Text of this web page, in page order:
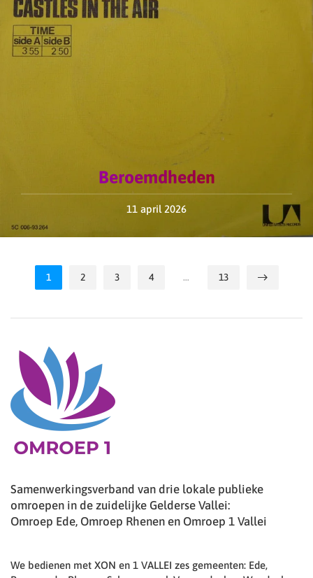
Beroemdheden
11 april 2026
1 2 3 4 … 13
Samenwerkingsverband van drie lokale publieke
omroepen in de zuidelijke Gelderse Vallei:
Omroep Ede, Omroep Rhenen en Omroep 1 Vallei
We bedienen met XON en 1 VALLEI zes gemeenten: Ede,